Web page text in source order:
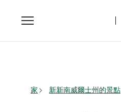
Toggle
navigation
家 新新南威爾士州的景點